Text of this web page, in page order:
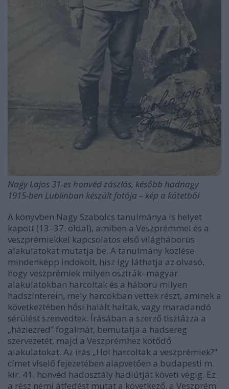
Nagy Lajos 31-es honvéd zászlós, később hadnagy
1915-ben Lublinban készült fotója – kép a kötetből
A könyvben Nagy Szabolcs tanulmánya is helyet
kapott (13–37. oldal), amiben a Veszprémmel és a
veszprémiekkel kapcsolatos első világháborús
alakulatokat mutatja be. A tanulmány közlése
mindenképp indokolt, hisz így láthatja az olvasó,
hogy veszprémiek milyen osztrák–magyar
alakulatokban harcoltak és a háború milyen
hadszínterein, mely harcokban vettek részt, aminek a
következtében hősi halált haltak, vagy maradandó
sérülést szenvedtek. Írásában a szerző tisztázza a
„háziezred” fogalmát, bemutatja a hadsereg
szervezetét, majd a Veszprémhez kötődő
alakulatokat. Az írás „Hol harcoltak a veszprémiek?”
címet viselő fejezetében alapvetően a budapesti m.
kir. 41. honvéd hadosztály hadiútját követi végig. Ez
a rész némi átfedést mutat a következő, a Veszprém